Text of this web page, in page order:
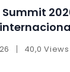
40,0 Views